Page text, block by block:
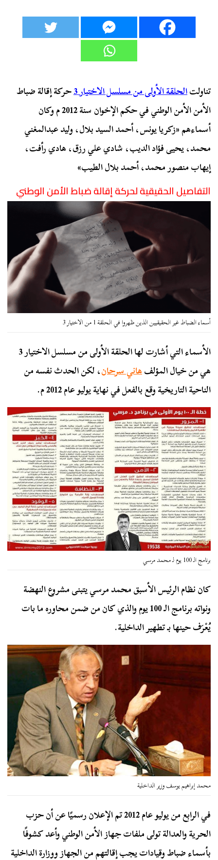
تناولتالحلقة الأولى من مسلسل الاختيار 3 حركة إقالة ضباط
الأمن الأمن الوطني في حكم الإخوان سنة 2012 م وكان
أسماءهم «زكريا يونس، أحمد السيد بلال، وليد عبدالمغني
محمد، يحيى فؤاد الديب، شادي علي رزق، هادي رأفت،
إيهاب منصور محمد، أحمد بلال الطيب»
التفاصيل الحقيقية لحركة إقالة ضباط الأمن الوطني
أسماء الضباط غير الحقيقيين الذين ظهروا في الحلقة 1 من الاختيار 3
الأسماء التي أشارت لها الحلقة الأولى من مسلسل الاختيار 3
هي من خيال المؤلفهاني سرحان، لكن الحدث نفسه من
الناحية التاريخية وقع بالفعل في نهاية يوليو عام 2012 م.
برنامج الـ 100 يوم لـ محمد مرسي
كان نظام الرئيس الأسبق محمد مرسي يتبنى مشروع النهضة
ونواته برنامج الـ 100 يوم والذي كان من ضمن محاوره ما بات
يُعْرَف حينها بـ تطهير الداخلية.
محمد إبراهيم يوسف وزير الداخلية
في الرابع من يوليو عام 2012 تم الإعلان رسميًا عن أن حزب
الحرية والعدالة تولى ملفات جهاز الأمن الوطني وأعد كشوفًا
بأسماء ضباط وقيادات يجب إقالتهم من الجهاز ووزارة الداخلية